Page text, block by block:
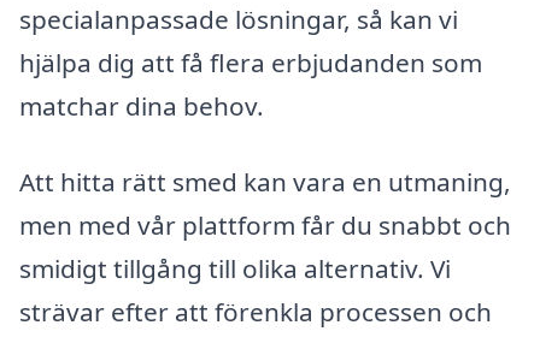
specialanpassade lösningar, så kan vi
hjälpa dig att få flera erbjudanden som
matchar dina behov.
Att hitta rätt smed kan vara en utmaning,
men med vår plattform får du snabbt och
smidigt tillgång till olika alternativ. Vi
strävar efter att förenkla processen och